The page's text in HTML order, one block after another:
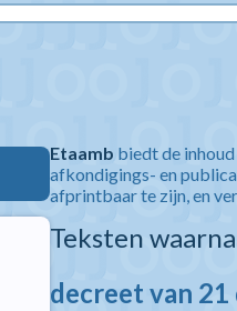
Etaamb biedt de
afkondigings- en
afprintbaar te zijn, en
Teksten
decreet van